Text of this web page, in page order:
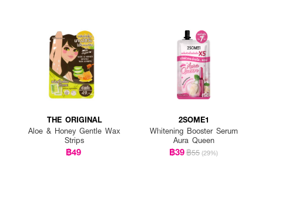
THE ORIGINAL
Aloe & Honey Gentle Wax
Strips
฿49
2SOME1
Whitening Booster Serum
Aura Queen
฿39฿55 (29%)